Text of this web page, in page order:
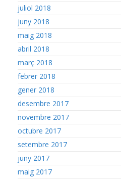
juliol 2018
juny 2018
maig 2018
abril 2018
març 2018
febrer 2018
gener 2018
desembre 2017
novembre 2017
octubre 2017
setembre 2017
juny 2017
maig 2017